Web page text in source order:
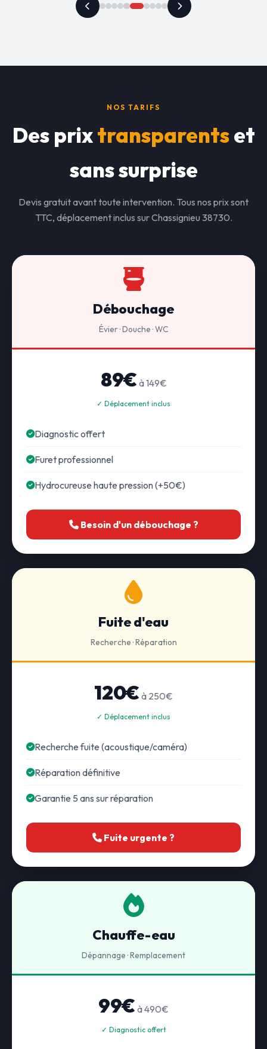
NOS TARIFS
Des prixtransparentset
sans surprise
Devis gratuit avant toute intervention. Tous nos prix sont
TTC, déplacement inclus sur Chassignieu 38730.
Débouchage
Évier · Douche · WC
89€ à 149€
✓ Déplacement inclus
Diagnostic offert
Furet professionnel
Hydrocureuse haute pression (+50€)
Besoin d'un débouchage ?
Fuite d'eau
Recherche · Réparation
120€ à 250€
✓ Déplacement inclus
Recherche fuite (acoustique/caméra)
Réparation définitive
Garantie 5 ans sur réparation
Fuite urgente ?
Chauffe-eau
Dépannage · Remplacement
99€ à 490€
✓ Diagnostic offert